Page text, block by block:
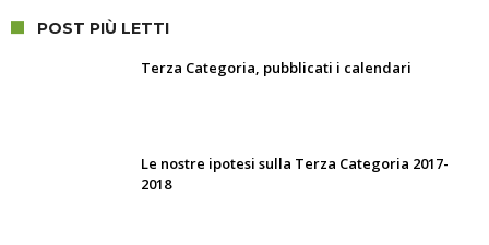
POST PIÙ LETTI
Terza Categoria, pubblicati i calendari
Le nostre ipotesi sulla Terza Categoria 2017-
2018